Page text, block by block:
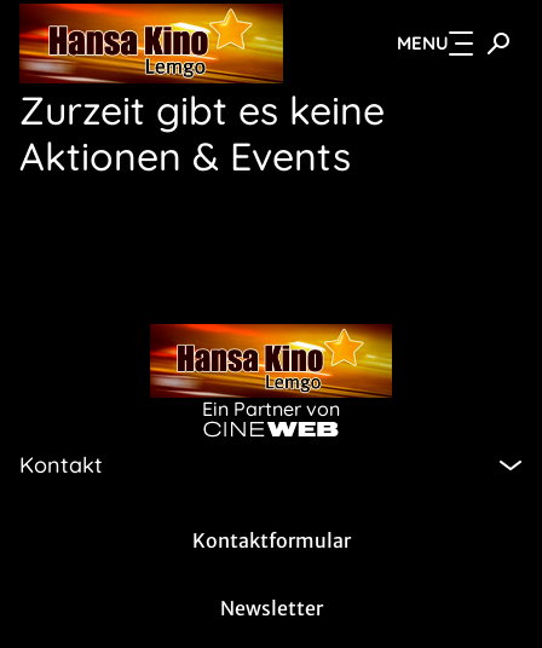
Zum Hauptinhalt springen MENU
Zurzeit gibt es keine
Aktionen & Events
Ein Partner von
Kontakt
Kontaktformular
Newsletter